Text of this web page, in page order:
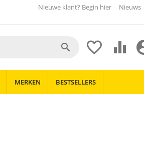
Nieuwe klant? Begin hier Nieuws
 

MERKEN BESTSELLERS